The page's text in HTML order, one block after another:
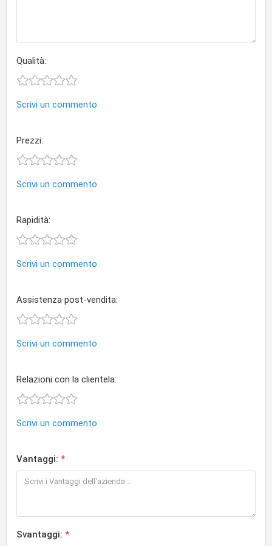
Qualità:
Scrivi un commento
Prezzi:
Scrivi un commento
Rapidità:
Scrivi un commento
Assistenza post-vendita:
Scrivi un commento
Relazioni con la clientela:
Scrivi un commento
Vantaggi:
Svantaggi: